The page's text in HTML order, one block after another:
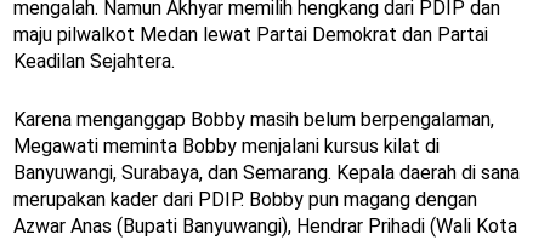
mengalah. Namun Akhyar memilih hengkang dari PDIP dan
maju pilwalkot Medan lewat Partai Demokrat dan Partai
Keadilan Sejahtera.
Karena menganggap Bobby masih belum berpengalaman,
Megawati meminta Bobby menjalani kursus kilat di
Banyuwangi, Surabaya, dan Semarang. Kepala daerah di sana
merupakan kader dari PDIP. Bobby pun magang dengan
Azwar Anas (Bupati Banyuwangi), Hendrar Prihadi (Wali Kota